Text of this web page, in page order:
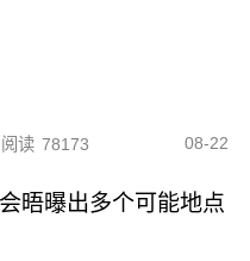
阅读 78173 08-22
晤曝出多个可能地点